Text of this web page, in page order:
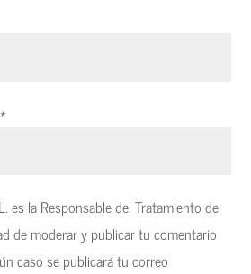
*
es la Responsable del Tratamiento de
de moderar y publicar tu comentario
caso se publicará tu correo